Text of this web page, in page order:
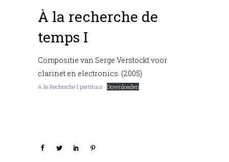
À la recherche de
temps I
Compositie van Serge Verstockt voor
clarinet en electronics. (2005)
A la Recherche I partituur Downloaden